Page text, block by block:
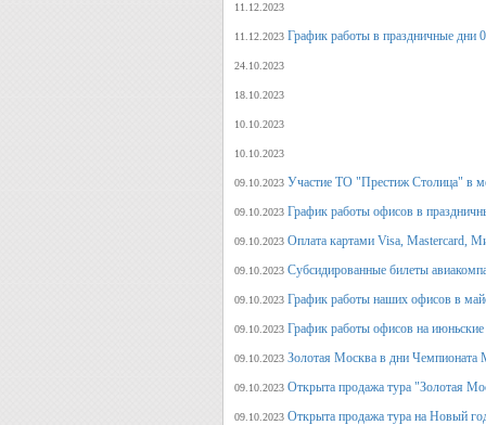
11.12.2023
11.12.2023 График работы в праздничные дни
24.10.2023
18.10.2023
10.10.2023
10.10.2023
09.10.2023 Участие ТО "Престиж Столица" в
09.10.2023 График работы офисов в
09.10.2023 Оплата картами Visa, Mastercard,
09.10.2023 Субсидированные билеты
09.10.2023 График работы наших офисов в
09.10.2023 График работы офисов на
09.10.2023 Золотая Москва в дни Чемпионата
09.10.2023 Открыта продажа тура "Золотая
09.10.2023 Открыта продажа тура на Новый